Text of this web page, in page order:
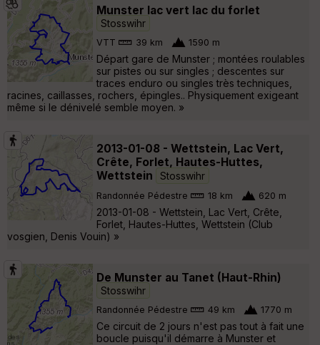
Munster lac vert lac du forlet
Stosswihr
VTT 39 km 1590 m
Départ gare de Munster ; montées roulables
sur pistes ou sur singles ; descentes sur
traces enduro ou singles très techniques,
racines, caillasses, rochers, épingles.. Physiquement exigeant
même si le dénivelé semble moyen. »
2013-01-08 - Wettstein, Lac Vert,
Crête, Forlet, Hautes-Huttes,
Wettstein
Stosswihr
Randonnée Pédestre 18 km 620 m
2013-01-08 - Wettstein, Lac Vert, Crête,
Forlet, Hautes-Huttes, Wettstein (Club
vosgien, Denis Vouin) »
De Munster au Tanet (Haut-Rhin)
Stosswihr
Randonnée Pédestre 49 km 1770 m
Ce circuit de 2 jours n'est pas tout à fait une
boucle puisqu'il démarre à Munster et